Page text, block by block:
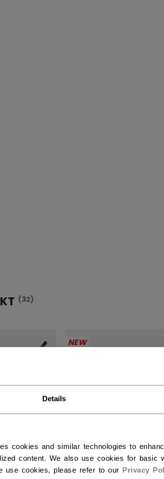
Details
cookies and similar technologies to
content. We also use cookies for basic
use cookies, please refer to our Privacy
(32)
NEW